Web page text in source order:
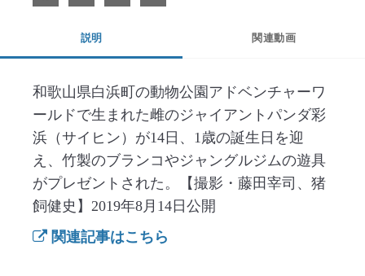
説明 関連動画
和歌山県白浜町の動物公園アドベンチャーワ
ールドで生まれた雌のジャイアントパンダ彩
浜（サイヒン）が14日、1歳の誕生日を迎
え、竹製のブランコやジャングルジムの遊具
がプレゼントされた。【撮影・藤田宰司、猪
飼健史】2019年8月14日公開
関連記事はこちら